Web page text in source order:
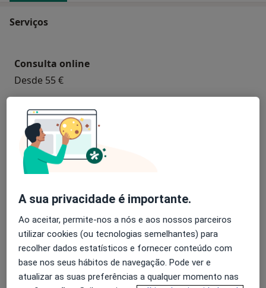
Serviços
Consulta online
Desde 55 €
Avaliação neuropsicológica
Desde 55 €
Avaliação Psicológica
Coaching Psicológico
Desde 40 €
Check-up de saúde mental
Desde 55 €
A sua privacidade é importante.
Ao aceitar, permite-nos a nós e aos nossos parceiros
utilizar cookies (ou tecnologias semelhantes) para
recolher dados estatísticos e fornecer conteúdo com
base nos seus hábitos de navegação. Pode ver e
atualizar as suas preferências a qualquer momento nas